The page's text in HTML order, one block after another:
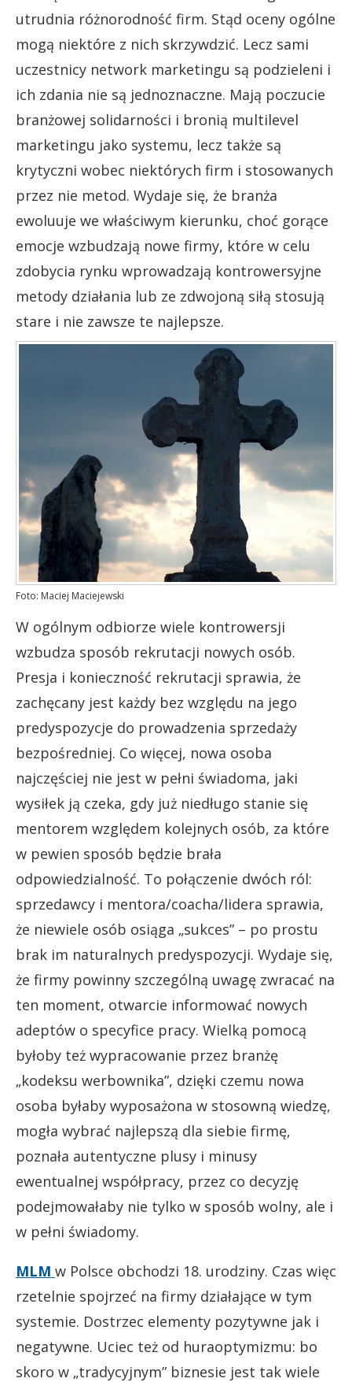
utrudnia różnorodność firm. Stąd oceny ogólne
mogą niektóre z nich skrzywdzić. Lecz sami
uczestnicy network marketingu są podzieleni i
ich zdania nie są jednoznaczne. Mają poczucie
branżowej solidarności i bronią multilevel
marketingu jako systemu, lecz także są
krytyczni wobec niektórych firm i stosowanych
przez nie metod. Wydaje się, że branża
ewoluuje we właściwym kierunku, choć gorące
emocje wzbudzają nowe firmy, które w celu
zdobycia rynku wprowadzają kontrowersyjne
metody działania lub ze zdwojoną siłą stosują
stare i nie zawsze te najlepsze.
Foto: Maciej Maciejewski
W ogólnym odbiorze wiele kontrowersji
wzbudza sposób rekrutacji nowych osób.
Presja i konieczność rekrutacji sprawia, że
zachęcany jest każdy bez względu na jego
predyspozycje do prowadzenia sprzedaży
bezpośredniej. Co więcej, nowa osoba
najczęściej nie jest w pełni świadoma, jaki
wysiłek ją czeka, gdy już niedługo stanie się
mentorem względem kolejnych osób, za które
w pewien sposób będzie brała
odpowiedzialność. To połączenie dwóch ról:
sprzedawcy i mentora/coacha/lidera sprawia,
że niewiele osób osiąga „sukces” – po prostu
brak im naturalnych predyspozycji. Wydaje się,
że firmy powinny szczególną uwagę zwracać na
ten moment, otwarcie informować nowych
adeptów o specyfice pracy. Wielką pomocą
byłoby też wypracowanie przez branżę
„kodeksu werbownika”, dzięki czemu nowa
osoba byłaby wyposażona w stosowną wiedzę,
mogła wybrać najlepszą dla siebie firmę,
poznała autentyczne plusy i minusy
ewentualnej współpracy, przez co decyzję
podejmowałaby nie tylko w sposób wolny, ale i
w pełni świadomy.
MLM w Polsce obchodzi 18. urodziny. Czas więc
rzetelnie spojrzeć na firmy działające w tym
systemie. Dostrzec elementy pozytywne jak i
negatywne. Uciec też od huraoptymizmu: bo
skoro w „tradycyjnym” biznesie jest tak wiele